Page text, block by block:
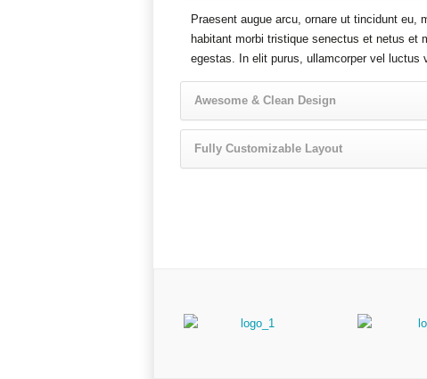
Praesent augue arcu, ornare ut tincidunt eu,
habitant morbi tristique senectus et netus et
egestas. In elit purus, ullamcorper vel luctus
Awesome & Clean Design
Fully Customizable Layout